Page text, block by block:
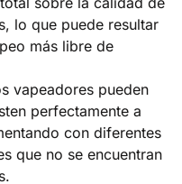
lo que puede resultar
más libre de
vapeadores pueden
perfectamente a
con diferentes
que no se encuentran